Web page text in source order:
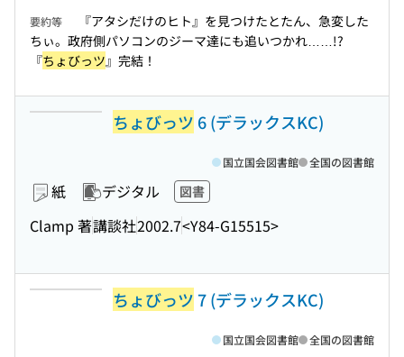
要約等
『アタシだけのヒト』を見つけたとたん、急変した
ちぃ。政府側パソコンのジーマ達にも追いつかれ……!?
『ちょびっツ』完結！
ちょびっツ 6 (デラックスKC)
紙 デジタル 図書
Clamp 著講談社2002.7<Y84-G15515>
国立国会図書館 全国の図書館
ちょびっツ7 (デラックスKC)
国立国会図書館 全国の図書館